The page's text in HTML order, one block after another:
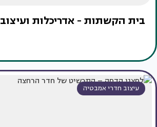
בית הקשתות - אדריכלות ועיצוב
עיצוב חדרי אמבטיה